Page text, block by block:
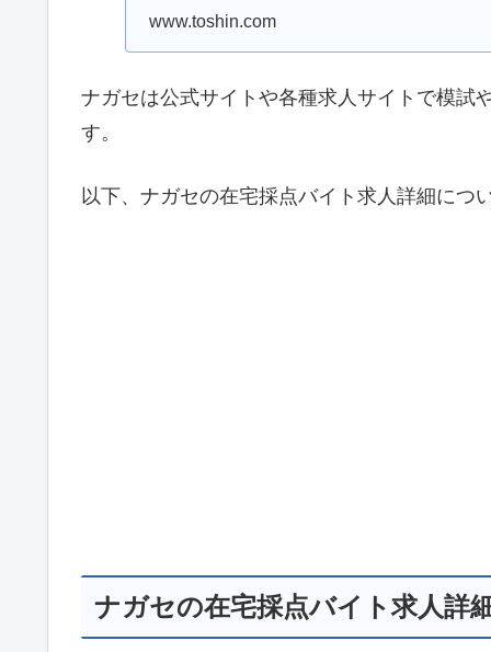
www.toshin.com
ナガセは公式サイトや各種求人サイトで模試
す。
以下、ナガセの在宅採点バイト求人詳細につ
ナガセの在宅採点バイト求人詳